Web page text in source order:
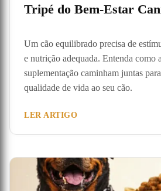
Tripé do Bem-Estar
Um cão equilibrado precisa de
e nutrição adequada. Entenda como
suplementação caminham juntas
qualidade de vida ao seu cão.
LER ARTIGO